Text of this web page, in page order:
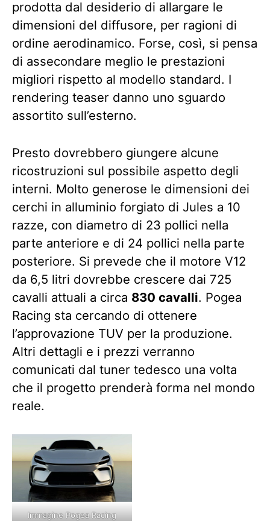
prodotta dal desiderio di allargare le
dimensioni del diffusore, per ragioni di
ordine aerodinamico. Forse, così, si pensa
di assecondare meglio le prestazioni
migliori rispetto al modello standard. I
rendering teaser danno uno sguardo
assortito sull’esterno.
Presto dovrebbero giungere alcune
ricostruzioni sul possibile aspetto degli
interni. Molto generose le dimensioni dei
cerchi in alluminio forgiato di Jules a 10
razze, con diametro di 23 pollici nella
parte anteriore e di 24 pollici nella parte
posteriore. Si prevede che il motore V12
da 6,5 litri dovrebbe crescere dai 725
cavalli attuali a circa 830 cavalli. Pogea
Racing sta cercando di ottenere
l’approvazione TUV per la produzione.
Altri dettagli e i prezzi verranno
comunicati dal tuner tedesco una volta
che il progetto prenderà forma nel mondo
reale.
Immagine Pogea Racing